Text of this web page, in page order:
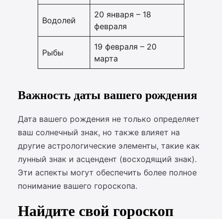
Водолей
20 января – 18
февраля
Рыбы
19 февраля – 20
марта
Важность даты вашего рождения
Дата вашего рождения не только определяет
ваш солнечный знак, но также влияет на
другие астрологические элементы, такие как
лунный знак и асцендент (восходящий знак).
Эти аспекты могут обеспечить более полное
понимание вашего гороскопа.
Найдите свой гороскоп